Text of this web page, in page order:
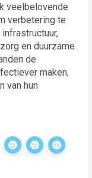
veelbelovende
verbetering te
en duurzame
de
maken,
van hun